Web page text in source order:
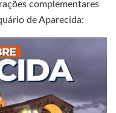
complementares
de Aparecida: